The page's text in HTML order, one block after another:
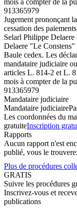
913365979
Jugement prononçant
cessation des
Selarl Philippe Delaere
Delaere "Le
Baule cedex. Les
mandataire judiciaire
articles L. 814-2 et L.
mois à compter de la
913365979
Mandataire judiciaire
Mandataire judiciaire
Les coordonnées du
gratuiteInscription
Rapports
Aucun rapport n'est
publié, vous le
Plus de procédures
GRATIS
Suivre les procédures
Inscrivez-vous et
publications